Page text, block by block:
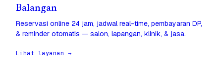
Balangan
Reservasi online 24 jam, jadwal real-time, pembayaran DP,
& reminder otomatis — salon, lapangan, klinik, & jasa.
Lihat layanan →